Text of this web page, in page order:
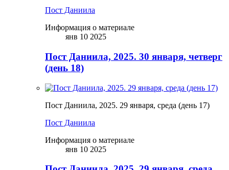
Пост Даниила
Информация о материале
янв 10 2025
Пост Даниила, 2025. 30 января, четверг
(день 18)
Пост Даниила, 2025. 29 января, среда (день 17)
Пост Даниила
Информация о материале
янв 10 2025